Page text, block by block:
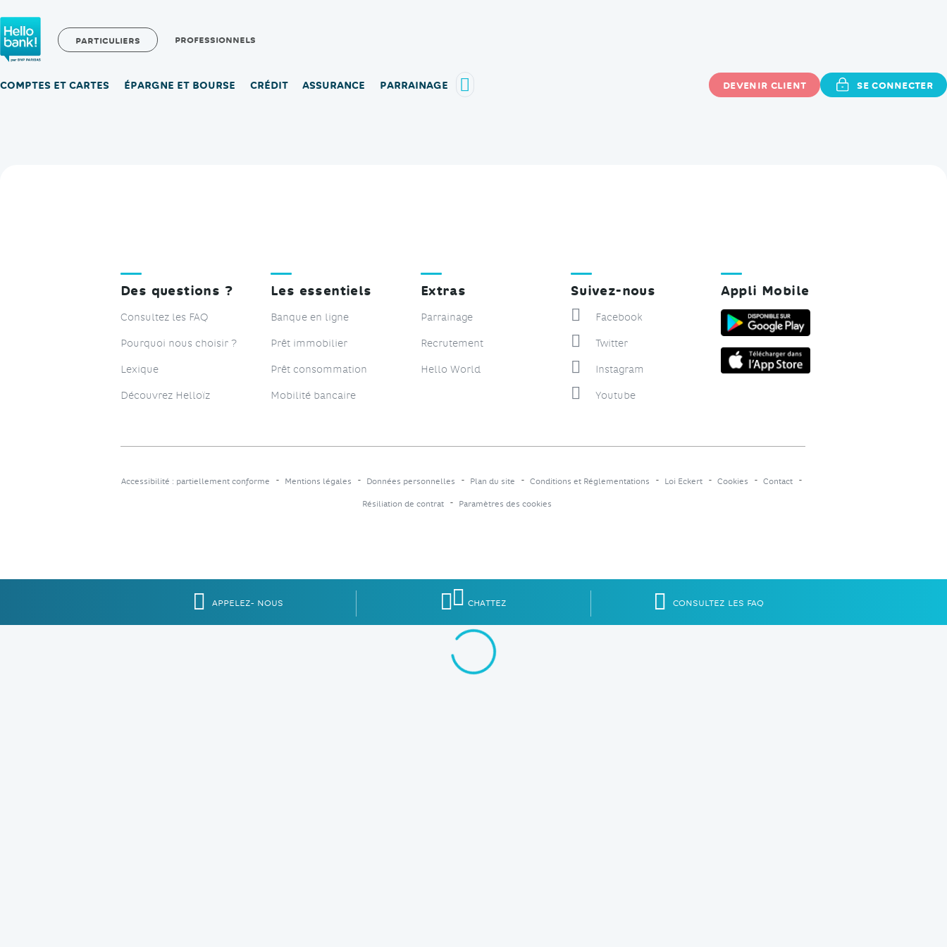
Hello bank! la banque en ligne de BNP Paribas
PARTICULIERS PROFESSIONNELS
COMPTES ET CARTES ÉPARGNE ET BOURSE CRÉDIT ASSURANCE PARRAINAGE RECHERCHE, VOUS AVEZ UNE QUESTION ? DEVENIR CLIENT SE CONNECTER
Des questions ?
Consultez les FAQ
Pourquoi nous choisir ?
Lexique
Découvrez Helloïz
Les essentiels
Banque en ligne
Prêt immobilier
Prêt consommation
Mobilité bancaire
Extras
Parrainage
Recrutement
Hello World
Suivez-nous
Facebook
Twitter
Instagram
Youtube
Appli Mobile
Accessibilité : partiellement conforme Mentions légales Données personnelles Plan du site Conditions et Réglementations Loi Eckert Cookies Contact
Résiliation de contrat Paramètres des cookies
APPELEZ- NOUS CHATTEZ CONSULTEZ LES FAQ